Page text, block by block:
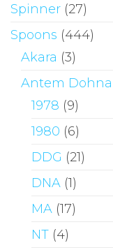
Spinner (27)
Spoons (444)
Akara (3)
Antem Dohna
1978 (9)
1980 (6)
DDG (21)
DNA (1)
MA (17)
NT (4)